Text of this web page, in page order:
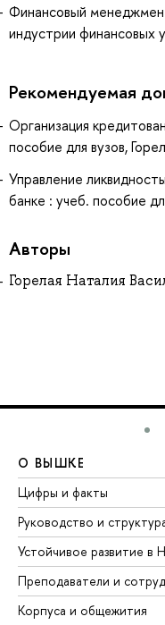
Финансовый
индустрии финансовых
Рекомендуемая
Организация
пособие для вузов,
Управление
банке : учеб. пособие
Авторы
Горелая Наталия
О ВЫШКЕ
Цифры и факты
Руководство и
Устойчивое развитие
Преподаватели и
Корпуса и общежития